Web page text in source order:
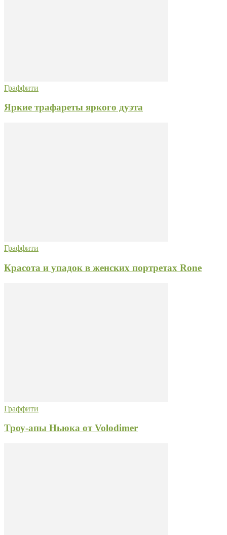
Граффити
Яркие трафареты яркого дуэта
Граффити
Красота и упадок в женских портретах Rone
Граффити
Троу-апы Ньюка от Volodimer